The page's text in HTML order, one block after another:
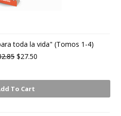
toda la vida" (Tomos 1-4)
$27.50
To Cart